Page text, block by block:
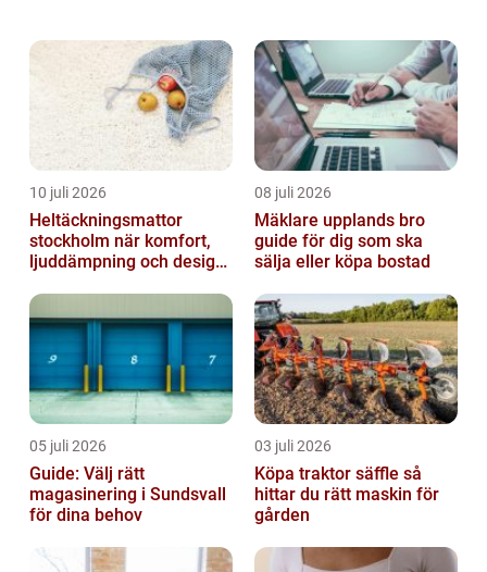
10 juli 2026
Heltäckningsmattor
stockholm när komfort,
ljuddämpning och design
08 juli 2026
Mäklare upplands bro
guide för dig som ska
sälja eller köpa bostad
05 juli 2026
Guide: Välj rätt
magasinering i Sundsvall
för dina behov
03 juli 2026
Köpa traktor säffle så
hittar du rätt maskin för
gården